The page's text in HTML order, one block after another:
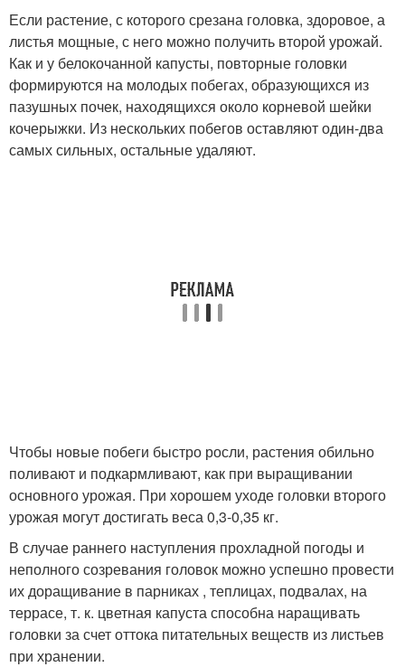
Если растение, с которого срезана головка, здоровое, а
листья мощные, с него можно получить второй урожай.
Как и у белокочанной капусты, повторные головки
формируются на молодых побегах, образующихся из
пазушных почек, находящихся около корневой шейки
кочерыжки. Из нескольких побегов оставляют один-два
самых сильных, остальные удаляют.
Чтобы новые побеги быстро росли, растения обильно
поливают и подкармливают, как при выращивании
основного урожая. При хорошем уходе головки второго
урожая могут достигать веса 0,3-0,35 кг.
В случае раннего наступления прохладной погоды и
неполного созревания головок можно успешно провести
их доращивание в парниках , теплицах, подвалах, на
террасе, т. к. цветная капуста способна наращивать
головки за счет оттока питательных веществ из листьев
при хранении.